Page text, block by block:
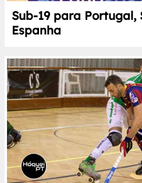
Sub-19 para Portugal,
Espanha